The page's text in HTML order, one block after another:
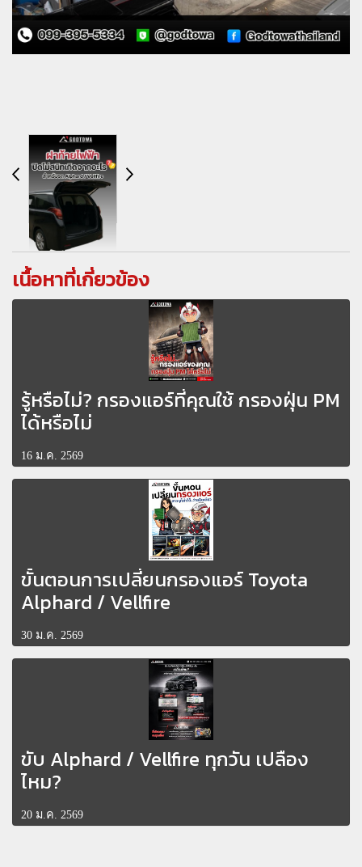
เนื้อหาที่เกี่ยวข้อง
รู้หรือไม่? กรองแอร์ที่คุณใช้ กรองฝุ่น PM
ได้หรือไม่
16 ม.ค. 2569
ขั้นตอนการเปลี่ยนกรองแอร์ Toyota
Alphard / Vellfire
30 ม.ค. 2569
ขับ Alphard / Vellfire ทุกวัน เปลือง
ไหม?
20 ม.ค. 2569